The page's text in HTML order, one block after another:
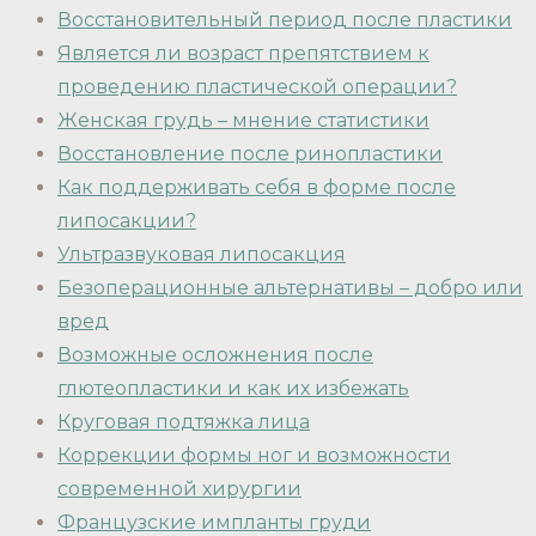
Восстановительный период после пластики
Является ли возраст препятствием к
проведению пластической операции?
Женская грудь – мнение статистики
Восстановление после ринопластики
Как поддерживать себя в форме после
липосакции?
Ультразвуковая липосакция
Безоперационные альтернативы – добро или
вред
Возможные осложнения после
глютеопластики и как их избежать
Круговая подтяжка лица
Коррекции формы ног и возможности
современной хирургии
Французские импланты груди